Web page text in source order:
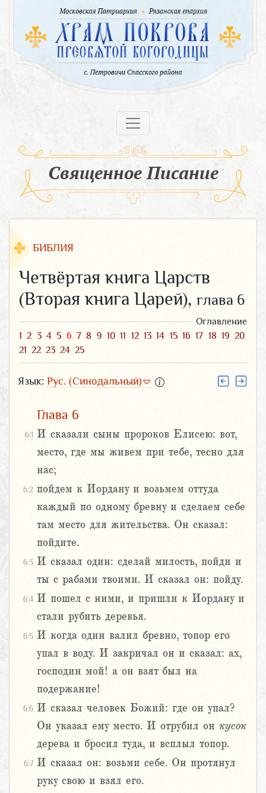
Священное Писание
БИБЛИЯ
Четвёртая книга Царств
(Вторая книга Царей), глава 6
Оглавление
1 2 3 4 5 6 7 8 9 10 11 12 13 14 15 16 17 18 19 20
21 22 23 24 25
Язык: Рус. (Синодальный)
Глава 6
6:1 И сказали сыны пророков Елисею: вот,
место, где мы живем при тебе, тесно для
нас;
6:2 пойдем к Иордану и возьмем оттуда
каждый по одному бревну и сделаем себе
там место для жительства. Он сказал:
пойдите.
6:3 И сказал один: сделай милость, пойди и
ты с рабами твоими. И сказал он: пойду.
6:4 И пошел с ними, и пришли к Иордану и
стали рубить деревья.
6:5 И когда один валил бревно, топор его
упал в воду. И закричал он и сказал: ах,
господин мой! а он взят был на
подержание!
6:6 И сказал человек Божий: где он упал?
Он указал ему место. И отрубил он кусок
дерева и бросил туда, и всплыл топор.
6:7 И сказал он: возьми себе. Он протянул
руку свою и взял его.